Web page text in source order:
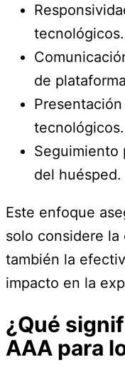
tecnológicos.
de
tecnológicos.
Seguimiento
del huésped.
Este enfoque
solo considere
también la
impacto en la
¿Qué
AAA para